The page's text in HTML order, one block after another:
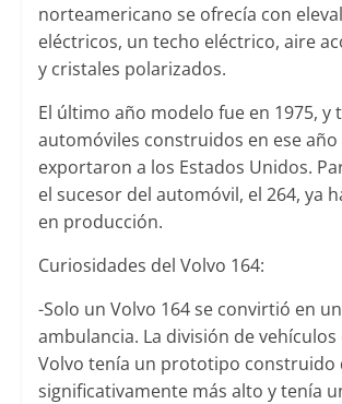
norteamericano se ofrecía con
eléctricos, un techo eléctrico, aire
y cristales polarizados.
El último año modelo fue en 1975, y
automóviles construidos en ese año
exportaron a los Estados Unidos.
el sucesor del automóvil, el 264, ya
en producción.
Curiosidades del Volvo 164:
-Solo un Volvo 164 se convirtió en
ambulancia. La división de vehículos
Volvo tenía un prototipo construido
significativamente más alto y tenía